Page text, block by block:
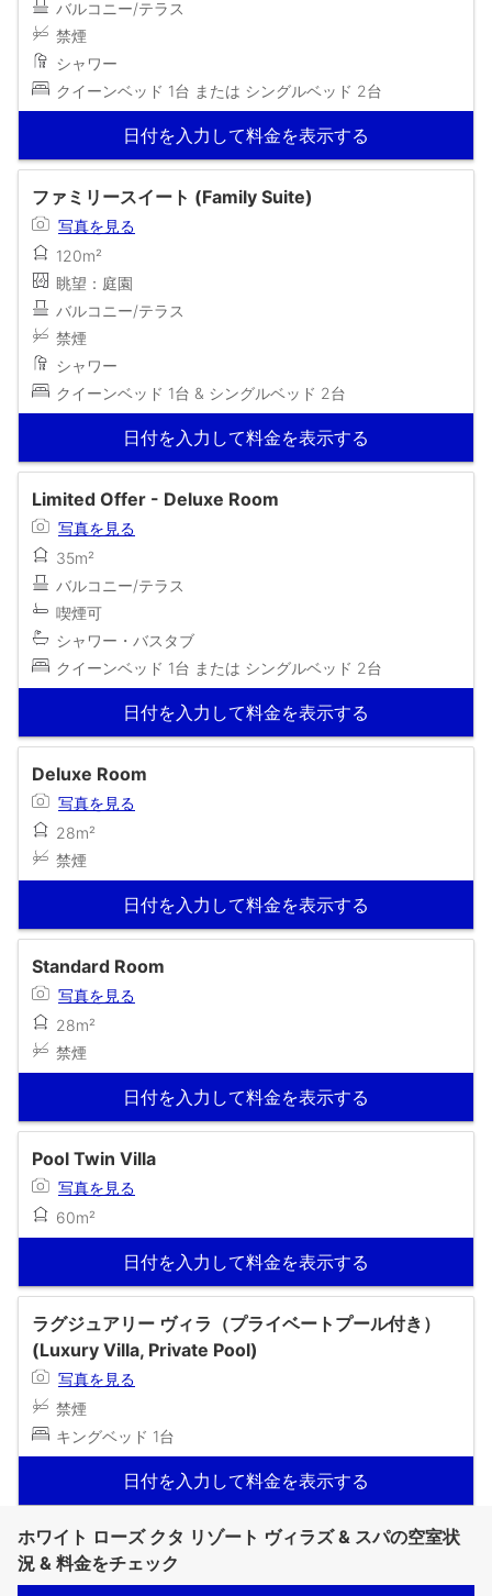
バルコニー/テラス
禁煙
シャワー
クイーンベッド 1台 または シングルベッド 2台
日付を入力して料金を表示する
ファミリースイート (Family Suite)
写真を見る
120m²
眺望：庭園
バルコニー/テラス
禁煙
シャワー
クイーンベッド 1台 & シングルベッド 2台
日付を入力して料金を表示する
Limited Offer - Deluxe Room
写真を見る
35m²
バルコニー/テラス
喫煙可
シャワー・バスタブ
クイーンベッド 1台 または シングルベッド 2台
日付を入力して料金を表示する
Deluxe Room
写真を見る
28m²
禁煙
日付を入力して料金を表示する
Standard Room
写真を見る
28m²
禁煙
日付を入力して料金を表示する
Pool Twin Villa
写真を見る
60m²
日付を入力して料金を表示する
ラグジュアリー ヴィラ（プライベートプール付き）
(Luxury Villa, Private Pool)
写真を見る
禁煙
キングベッド 1台
日付を入力して料金を表示する
ホワイト ローズ クタ リゾート ヴィラズ & スパの空室状
況 & 料金をチェック